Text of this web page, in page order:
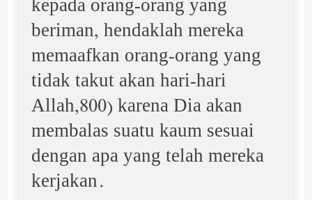
kepada orang-orang yang
beriman, hendaklah mereka
memaafkan orang-orang yang
tidak takut akan hari-hari
Allah,800) karena Dia akan
membalas suatu kaum sesuai
dengan apa yang telah mereka
kerjakan.